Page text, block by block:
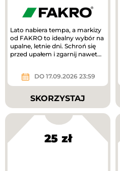
Lato nabiera tempa, a markizy
od FAKRO to idealny wybór na
upalne, letnie dni. Schroń się
przed upałem i zgarnij nawet
DO 17.09.2026 23:59
SKORZYSTAJ
25 zł